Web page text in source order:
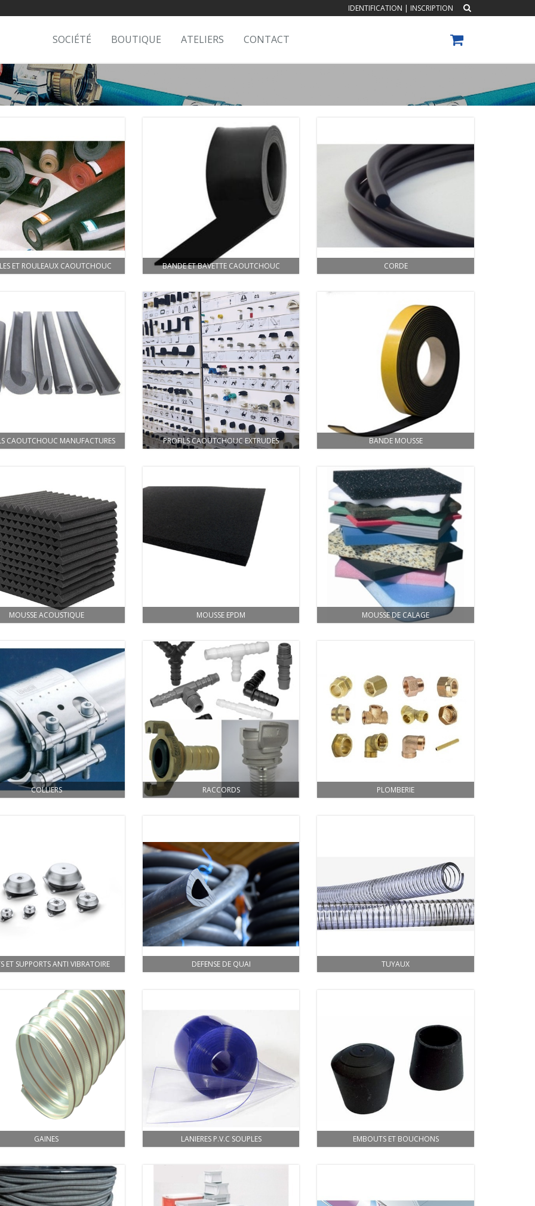
IDENTIFICATION | INSCRIPTION
SOCIÉTÉ BOUTIQUE ATELIERS CONTACT
ET ROULEAUX CAOUTCHOUC BANDE ET BAVETTE CAOUTCHOUC CORDE
CAOUTCHOUC MANUFACTURES PROFILS CAOUTCHOUC EXTRUDES BANDE MOUSSE
MOUSSE ACOUSTIQUE MOUSSE EPDM MOUSSE DE CALAGE
COLLIERS RACCORDS PLOMBERIE
ET SUPPORTS ANTI VIBRATOIRE DEFENSE DE QUAI TUYAUX
GAINES LANIERES P.V.C SOUPLES EMBOUTS ET BOUCHONS